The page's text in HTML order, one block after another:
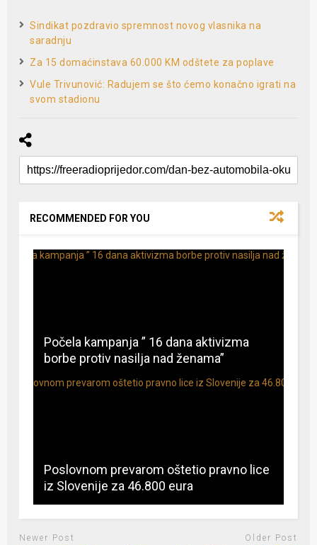
Sindikat pozdravio spremnost novog vlasnika na
saradnju
Za 15 domaćinstava 60.000 KM odštete za poplave
Vule Trivunović: Radujem se što ćemo konačno igrati na
svom stadionu
RECOMMENDED FOR YOU
Počela kampanja ” 16 dana aktivizma
borbe protiv nasilja nad ženama”
Poslovnom prevarom oštetio pravno lice
iz Slovenije za 46.800 eura
Newer Post Older Post